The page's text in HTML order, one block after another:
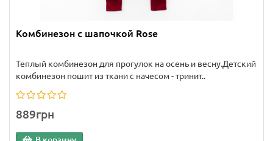
Комбинезон с шапочкой Rose
Теплый комбинезон для прогулок на осень и весну.Детский
комбинезон пошит из ткани с начесом - тринит..
889грн